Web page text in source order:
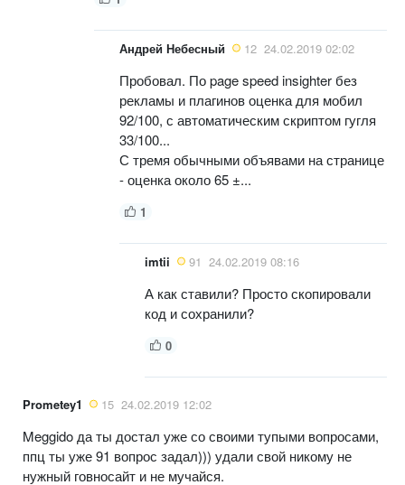
Андрей Небесный 12 24.02.2019 02:02
Пробовал. По page speed insighter без
рекламы и плагинов оценка для мобил
92/100, с автоматическим скриптом гугля
33/100...
С тремя обычными объявами на странице
- оценка около 65 ±...
1
imtii 91 24.02.2019 08:16
А как ставили? Просто скопировали
код и сохранили?
0
Prometey1 15 24.02.2019 12:02
Meggido да ты достал уже со своими тупыми вопросами,
ппц ты уже 91 вопрос задал))) удали свой никому не
нужный говносайт и не мучайся.